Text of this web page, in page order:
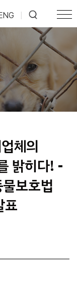
ENG
체의
밝히다! -
보호법
표